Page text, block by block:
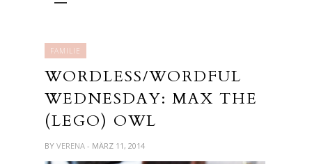
FAMILIE
WORDLESS/WORDFUL
WEDNESDAY: MAX THE
(LEGO) OWL
BY VERENA - MÄRZ 11, 2014